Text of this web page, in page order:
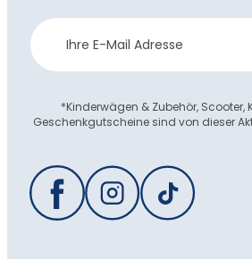
Newsletter
Anmeldung
*Kinderwägen & Zubehör, Scooter,
Geschenkgutscheine sind von dieser